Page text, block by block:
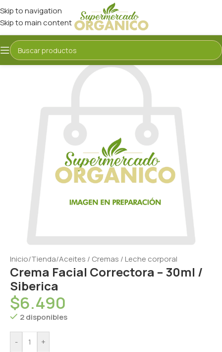
Skip to navigation
Skip to main content
Inicio/Tienda/Aceites / Cremas / Leche corporal
Crema Facial Correctora – 30ml /
Siberica
$6.490
2 disponibles
- +